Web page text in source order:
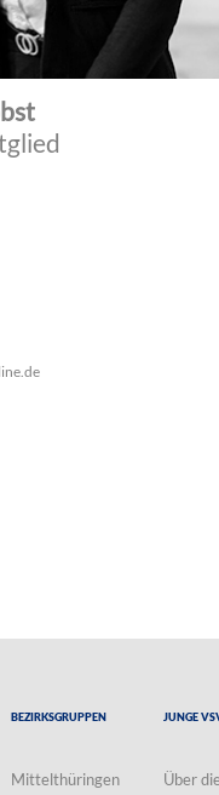
.de
Bezirksgruppen
Mittelthüringen
Junge
Über